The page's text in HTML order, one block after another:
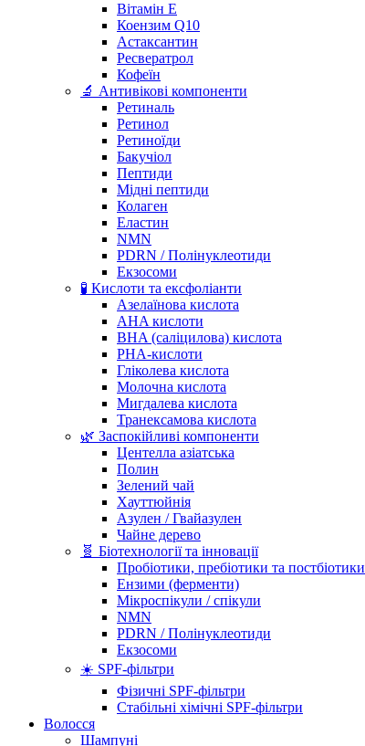
Вітамін Е
Коензим Q10
Астаксантин
Ресвератрол
Кофеїн
🔬 Антивікові компоненти
Ретиналь
Ретинол
Ретиноїди
Бакучіол
Пептиди
Мідні пептиди
Колаген
Еластин
NMN
PDRN / Полінуклеотиди
Екзосоми
🧪 Кислоти та ексфоліанти
Азелаїнова кислота
AHA кислоти
BHA (саліцилова) кислота
PHA-кислоти
Гліколева кислота
Молочна кислота
Мигдалева кислота
Транексамова кислота
🌿 Заспокійливі компоненти
Центелла азіатська
Полин
Зелений чай
Хауттюйнія
Азулен / Гвайазулен
Чайне дерево
🧬 Біотехнології та інновації
Пробіотики, пребіотики та постбіотики
Ензими (ферменти)
Мікроспікули / спікули
NMN
PDRN / Полінуклеотиди
Екзосоми
☀️ SPF-фільтри
Фізичні SPF-фільтри
Стабільні хімічні SPF-фільтри
Волосся
Шампуні